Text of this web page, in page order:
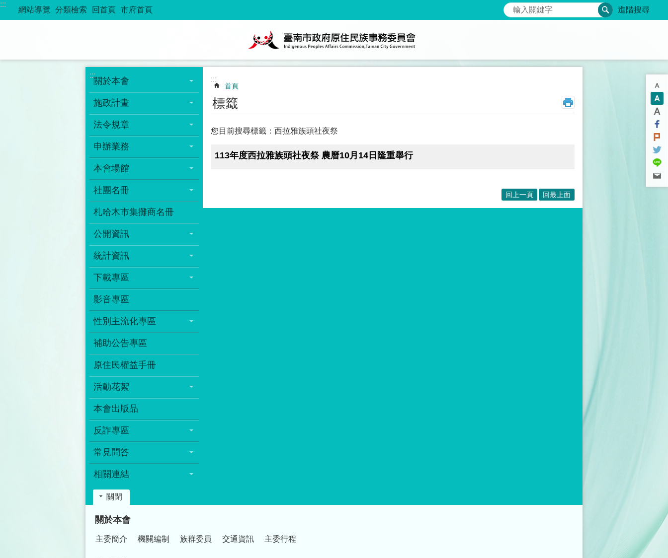
跳到主要內容區塊
:::
網站導覽 分類檢索 回首頁 市府首頁 搜尋 進階搜尋
:::
關於本會
施政計畫
法令規章
申辦業務
本會場館
社團名冊
札哈木市集攤商名冊
公開資訊
統計資訊
下載專區
影音專區
性別主流化專區
補助公告專區
原住民權益手冊
活動花絮
本會出版品
反詐專區
常見問答
相關連結
:::
首頁
標籤
您目前搜尋標籤：西拉雅族頭社夜祭
113年度西拉雅族頭社夜祭 農曆10月14日隆重舉行
回上一頁 回最上面
關閉
關於本會
主委簡介 機關編制 族群委員 交通資訊 主委行程